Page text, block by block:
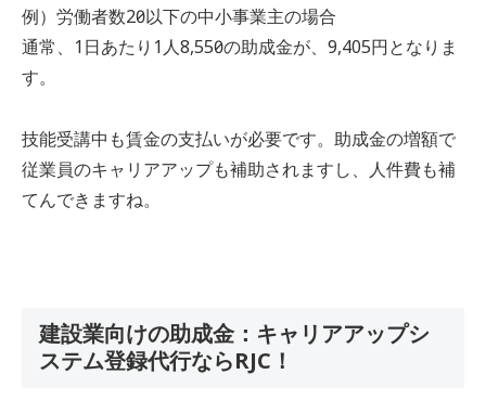
例）労働者数20人以下の中小事業主の場合
通常、1日あたり1人8,550円の助成金が、9,405円となりま
す。
技能受講中も賃金の支払いが必要です。助成金の増額で
従業員のキャリアアップも補助されますし、人件費も補
てんできますね。
建設業向けの助成金：キャリアアップシ
ステム登録代行ならRJC！